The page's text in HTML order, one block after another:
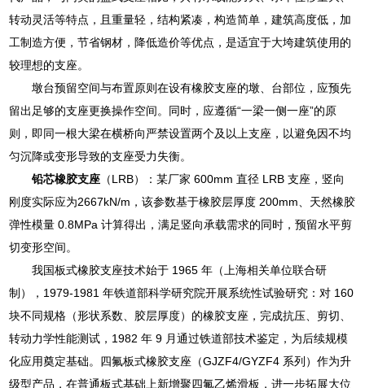
转动灵活等特点，且重量轻，结构紧凑，构造简单，建筑高度低，加
工制造方便，节省钢材，降低造价等优点，是适宜于大垮建筑使用的
较理想的支座。
墩台预留空间与布置原则在设有橡胶支座的墩、台部位，应预先
留出足够的支座更换操作空间。同时，应遵循“一梁一侧一座”的原
则，即同一根大梁在横桥向严禁设置两个及以上支座，以避免因不均
匀沉降或变形导致的支座受力失衡。
铅芯橡胶支座 （LRB）：某厂家 600mm 直径 LRB 支座，竖向
刚度实际应为2667kN/m，该参数基于橡胶层厚度 200mm、天然橡胶
弹性模量 0.8MPa 计算得出，满足竖向承载需求的同时，预留水平剪
切变形空间。
我国板式橡胶支座技术始于 1965 年（上海相关单位联合研
制），1979-1981 年铁道部科学研究院开展系统性试验研究：对 160
块不同规格（形状系数、胶层厚度）的橡胶支座，完成抗压、剪切、
转动力学性能测试，1982 年 9 月通过铁道部技术鉴定，为后续规模
化应用奠定基础。四氟板式橡胶支座（GJZF4/GYZF4 系列）作为升
级型产品，在普通板式基础上新增聚四氟乙烯滑板，进一步拓展大位